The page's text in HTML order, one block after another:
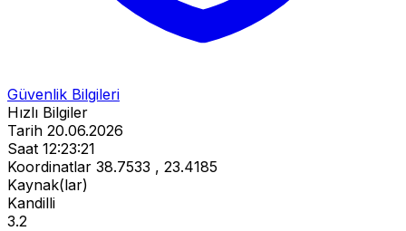
Güvenlik Bilgileri
Hızlı Bilgiler
Tarih 20.06.2026
Saat 12:23:21
Koordinatlar 38.7533 , 23.4185
Kaynak(lar)
Kandilli
3.2